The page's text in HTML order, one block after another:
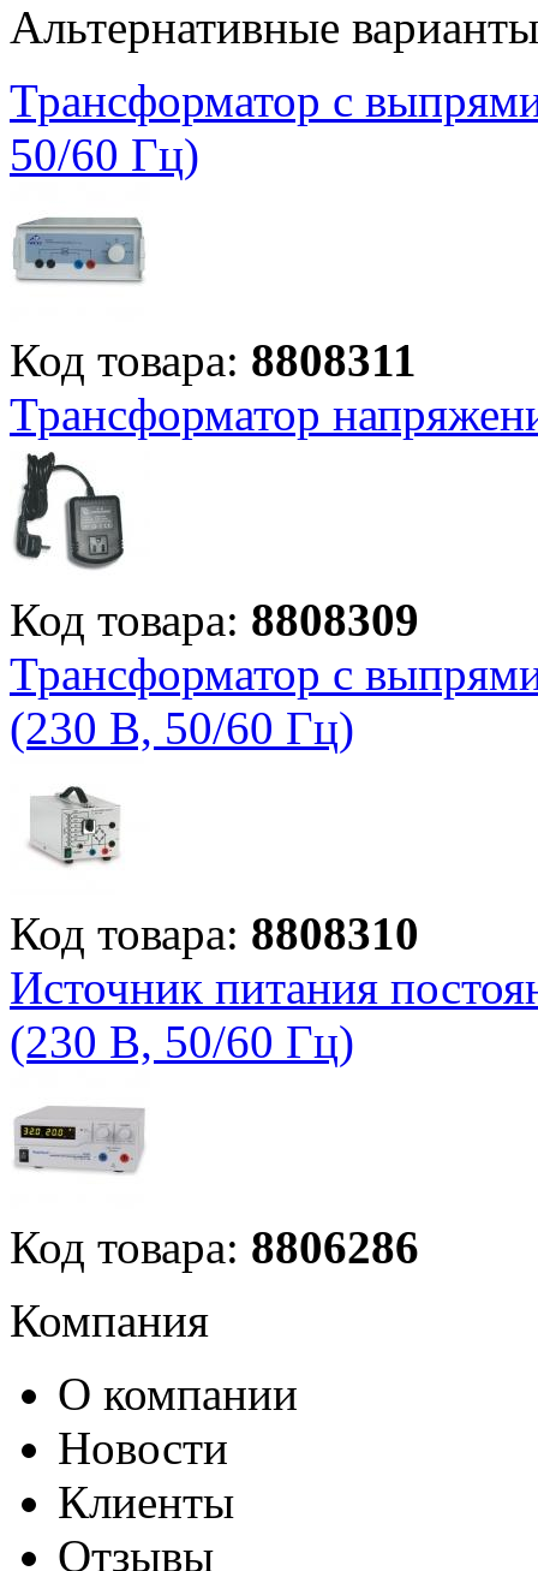
Альтернативные варианты
Трансформатор с
50/60 Гц)
Код товара: 8808311
Трансформатор
Код товара: 8808309
Трансформатор с
(230 В, 50/60 Гц)
Код товара: 8808310
Источник питания
(230 В, 50/60 Гц)
Код товара: 8806286
Компания
О компании
Новости
Клиенты
Отзывы